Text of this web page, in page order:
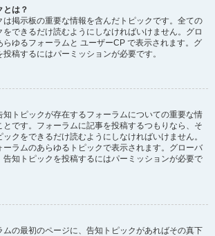
とは？
は掲示板の重要な情報を含んだトピックです。全ての
できるだけ読むようにしなければいけません。グロ
らゆるフォーラムと ユーザーCP で表示されます。グ
稿するにはパーミッションが必要です。
トピックが存在するフォーラムについての重要な情
です。フォーラムに記事を投稿するつもりなら、そ
クをできるだけ読むようにしなければいけません。
ラムのあらゆるトピックで表示されます。グローバ
告知トピックを投稿するにはパーミッションが必要で
の最初のページに、告知トピックがあればその真下